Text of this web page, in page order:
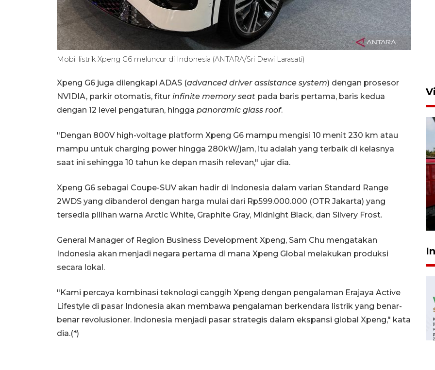
Mobil listrik Xpeng G6 meluncur di Indonesia (ANTARA/Sri Dewi Larasati)
Xpeng G6 juga dilengkapi ADAS (advanced driver assistance system) dengan prosesor
NVIDIA, parkir otomatis, fitur infinite memory seat pada baris pertama, baris kedua
dengan 12 level pengaturan, hingga panoramic glass roof.
"Dengan 800V high-voltage platform Xpeng G6 mampu mengisi 10 menit 230 km atau
mampu untuk charging power hingga 280kW/jam, itu adalah yang terbaik di kelasnya
saat ini sehingga 10 tahun ke depan masih relevan," ujar dia.
Xpeng G6 sebagai Coupe-SUV akan hadir di Indonesia dalam varian Standard Range
2WDS yang dibanderol dengan harga mulai dari Rp599.000.000 (OTR Jakarta) yang
tersedia pilihan warna Arctic White, Graphite Gray, Midnight Black, dan Silvery Frost.
General Manager of Region Business Development Xpeng, Sam Chu mengatakan
Indonesia akan menjadi negara pertama di mana Xpeng Global melakukan produksi
secara lokal.
"Kami percaya kombinasi teknologi canggih Xpeng dengan pengalaman Erajaya Active
Lifestyle di pasar Indonesia akan membawa pengalaman berkendara listrik yang benar-
benar revolusioner. Indonesia menjadi pasar strategis dalam ekspansi global Xpeng," kata
dia.(*)
Basarnas hentikan operasi
kedaruratan KM Mutiara
Sentosa II
4 Agustus 2026 22:38